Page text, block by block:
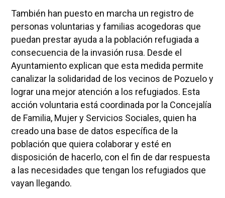
También han puesto en marcha un registro de
personas voluntarias y familias acogedoras que
puedan prestar ayuda a la población refugiada a
consecuencia de la invasión rusa. Desde el
Ayuntamiento explican que esta medida permite
canalizar la solidaridad de los vecinos de Pozuelo y
lograr una mejor atención a los refugiados. Esta
acción voluntaria está coordinada por la Concejalía
de Familia, Mujer y Servicios Sociales, quien ha
creado una base de datos específica de la
población que quiera colaborar y esté en
disposición de hacerlo, con el fin de dar respuesta
a las necesidades que tengan los refugiados que
vayan llegando.